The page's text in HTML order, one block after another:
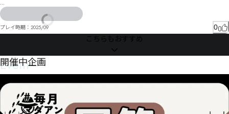
㍰㍒㍼㍊㍸㌲㍗㌰㋼㍘唎㍳㍢挑㍘㍜㌻㍗㍧㍥㋼ꆷ袩塄冹㍮幙娪㎕竩㍨㍬㍒㎑㍸㌋㌗團凇趚囥戥㎀㎽㏵
㏩㏾㐒㏏㏽㎀㌛㍰㎥㎈㍻㎍儫㎌ꇝ裏固戺㎸駇㍿㎏㍮㎶㎚㎍㌯紇延㍽冾滨泿㍽㎡㎡㎛㎟㍾㏆㎪㎝㍋㎧㎗
㎌损㎋㎮㎐㎩㎦㍊
珘㎹鵚尸㎼扤㎝㎝藁㎢㎺穃隈㏩咽斤㎱㏁㎠㎼㏌㎿㎱㏊㍣㏥㎪ꈠ褒圽扽㏗憝羪㏔㏄㎹掌㎸㏛㎶㏊㍵㏈㐂
㐉騘㏐㏠㎿㏛ʅ檆㏭嵫㏬抹喹餏粿㏛㏢㐑㐕㏩ʔ㏴㏑㏔㏽㐒掻㏩㏞㏷㏴㎘㐕㐫㐗㐂㎝劶餔磑㏶跓㐋㏭㐆㐃
胹帄跻滦懘㐙㐓㏴㐗㐡㎴蛽㐣鷄岢㐄条矀稵谤㐤㏊濳㐮鷏岭㐲憻㐬娈㐵脘帣踚漅懷㐭㐶揬㐖㏒櫿欲㑖
曖㐹㐽㐜㐸㏧㑃跜㐣㑜㑆弸嬉藌匶㑶掽㑲㑍㐬㑈㏬櫳㑚巘㑝欛捃㑜崙峼㑔␛㏸
辔軻剓㒩帓喑夋㒽堏軙㑲㒕㑴㒐㒺㑹㒞㒣㒝㐹
蛪㒨带㒫㒺㓂㒼㓄㒘㒡剙駗簪㓏㒡㒲㒓彬㒠㓟㒴㑏蘹噖㓕发祻匎㓧堹較㒧炍㓈鹩嵇㓈恜㒶㓆㑭喌㒺㒨
㑲㓎斆㓀㓏㒮㓶㓚㓔㑯怵輷㓘㓠㔺㕰㔽㓤輏㒼㓤㓩摗㓔㓜㒀㓦㔂恇轉㓎㔍曀㓩㓭㓡㓙㓵巾勇升㓚幈㔢
灋恅㓪㔜㓛㓾㓮㓾㓝㓹㓮㔄㔯粃㔩㒡笞膻㔎曟㓼㔅㒩
皩べジ琤密ゖ腹妝孻゜シ゜雏寶ㄑㄮㄉテ袁゙ゖウ゠〻莄オ驋天りドグぎ･ｰ呑伀諓さ梑佀゗ナヘサ觚
゘カこ殶睈ざ睵睏テ厣剠ポルエヨポセヴドズッで
莱ふガベねダボ霏デ酙岽ペ觿ベチペプぺネラ慁墮ロﾞろ
茳ㅾ焒ㆀ妰ㆂ析ゕポㄗ・优侄ヺヿㄏㄝヶメㄟ阸偙ペㄣㄘヶㄯㄬﾟガŷﾵ
ㄎㄓㄍエ卽欈ヶㄺヷㄶㄘンゲ
ㅪㅂㅹヹ剓ㅻ柯ㆀㅼㄿ挄厔ㅍㅖㄅㄅ剟ㆇ査ㆌㆋㅅㅨㅘㅡㅏ哑斈ㅛ㆓ㅮ娺晡ㅢㅫㄚㅼㅓㅪ㆝ㅹ㆕ㄕ珄俐ㅿㅯ
ㅿㆉㄜ砊ㆋ卫ㆊㅤㆬ菓㆑嬏ㆌㅨㆱㄩㆆㆶ倐婂㆘ㄺㆂ㆑ㆺㅾ繀惋㆜ㆃ㆔ㅾㆣ吏殚ㅉㆉ慛ㆃㆤㆌㆬㆎㆧㆤㅈ
プレイ時期： 2025/09 0
こちらもおすすめ
Event
開催中企画